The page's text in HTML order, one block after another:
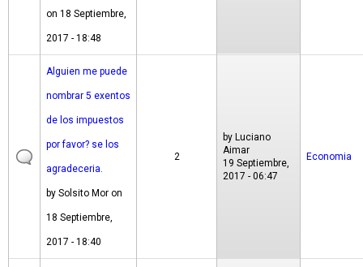
on 18 Septiembre,
2017 - 18:48
Alguien me puede
nombrar 5 exentos
de los impuestos
por favor? se los
agradeceria.
by Solsito Mor on
18 Septiembre,
2017 - 18:40
2
by Luciano
Aimar
19 Septiembre,
2017 - 06:47
Economia